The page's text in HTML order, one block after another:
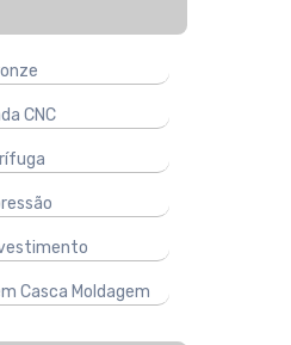
CNC
Casca Moldagem